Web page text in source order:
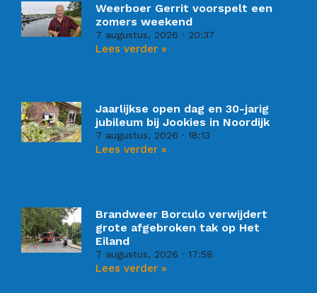
Weerboer Gerrit voorspelt een
zomers weekend
7 augustus, 2026 20:37
Lees verder »
Jaarlijkse open dag en 30-jarig
jubileum bij Jookies in Noordijk
7 augustus, 2026 18:13
Lees verder »
Brandweer Borculo verwijdert
grote afgebroken tak op Het
Eiland
7 augustus, 2026 17:58
Lees verder »